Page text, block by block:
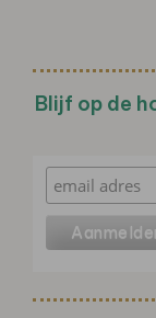
Blijf op de